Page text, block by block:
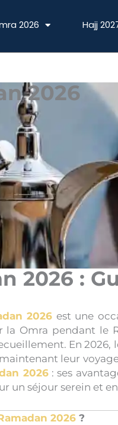
2026 Hajj
2026
2026 :
2026 est une
la Omra pendant
En 2026,
leur
2026 : ses
un séjour serein et
2026 ?